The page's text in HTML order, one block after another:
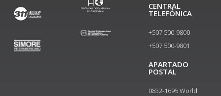
CENTRAL
TELEFÓNICA
+507 500-9800
+507 500-9801​
APARTADO
POSTAL
0832-1695 World